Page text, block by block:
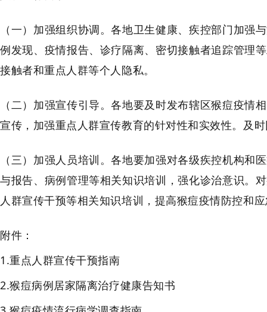
（一）加强组织协调。各地卫生健康、疾控部门加
例发现、疫情报告、诊疗隔离、密切接触者追踪管理
接触者和重点人群等个人隐私。
（二）加强宣传引导。各地要及时发布辖区猴痘疫
宣传，加强重点人群宣传教育的针对性和实效性。及
（三）加强人员培训。各地要加强对各级疾控机构
与报告、病例管理等相关知识培训，强化诊治意识。
人群宣传干预等相关知识培训，提高猴痘疫情防控和
附件：
1.重点人群宣传干预指南
2.猴痘病例居家隔离治疗健康告知书